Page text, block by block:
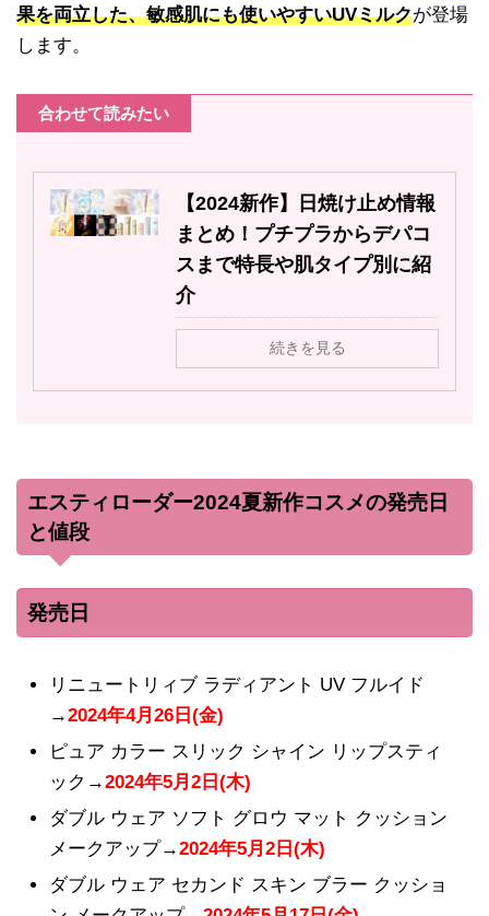
果を両立した、敏感肌にも使いやすいUVミルクが登場
します。
合わせて読みたい
【2024新作】日焼け止め情報
まとめ！プチプラからデパコ
スまで特長や肌タイプ別に紹
介
続きを見る
エスティローダー2024夏新作コスメの発売日
と値段
発売日
リニュートリィブ ラディアント UV フルイド
→2024年4月26日(金)
ピュア カラー スリック シャイン リップスティ
ック→2024年5月2日(木)
ダブル ウェア ソフト グロウ マット クッション
メークアップ→2024年5月2日(木)
ダブル ウェア セカンド スキン ブラー クッショ